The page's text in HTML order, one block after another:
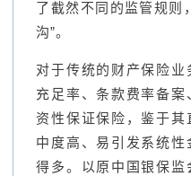
了截然不同的监管规则
沟”。
对于传统的财产保险
充足率、条款费率备
资性保证保险，鉴于
中度高、易引发系统
得多。以原中国银保